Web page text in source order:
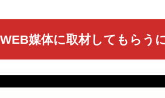
WEB媒体に取材してもらう